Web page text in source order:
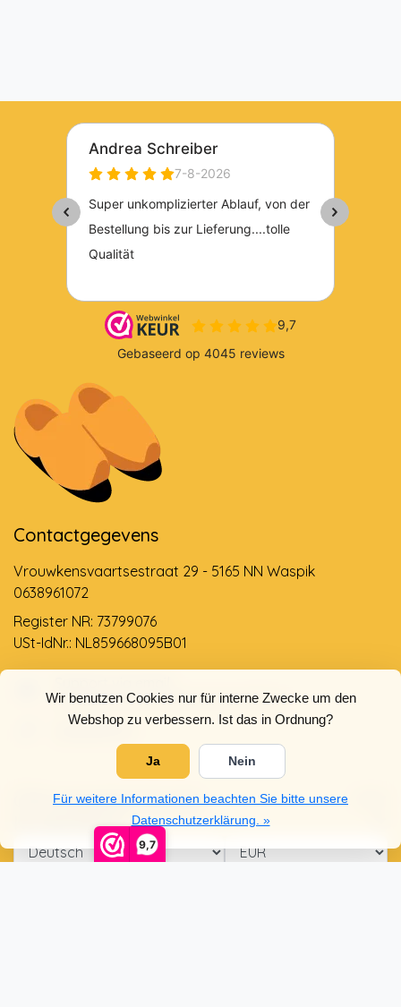
9,7
Wir benutzen Cookies nur für interne Zwecke um den
Webshop zu verbessern. Ist das in Ordnung?
Ja Nein
Für weitere Informationen beachten Sie bitte unsere
Datenschutzerklärung. »
Contactgegevens
Vrouwkensvaartsestraat 29 - 5165 NN Waspik
0638961072
Register NR: 73799076
USt-IdNr.: NL859668095B01
info@dehollandseklompenwinkel.nl
0638961072
ÖffnungszeitenSocials
Kundendienst